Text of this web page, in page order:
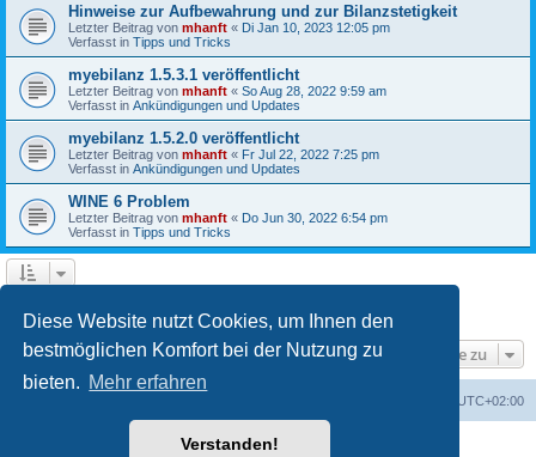
Diese Website nutzt Cookies, um Ihnen den
bestmöglichen Komfort bei der Nutzung zu
bieten. Mehr erfahren
Verstanden!
Hinweise zur Aufbewahrung und zur Bilanzstetigkeit
Letzter Beitrag von mhanft « Di Jan 10, 2023 12:05 pm
Verfasst in Tipps und Tricks
myebilanz 1.5.3.1 veröffentlicht
Letzter Beitrag von mhanft « So Aug 28, 2022 9:59 am
Verfasst in Ankündigungen und Updates
myebilanz 1.5.2.0 veröffentlicht
Letzter Beitrag von mhanft « Fr Jul 22, 2022 7:25 pm
Verfasst in Ankündigungen und Updates
WINE 6 Problem
Letzter Beitrag von mhanft « Do Jun 30, 2022 6:54 pm
Verfasst in Tipps und Tricks
Gehe zu
UTC+02:00
Powered byphpBB® Forum Software © phpBB Limited